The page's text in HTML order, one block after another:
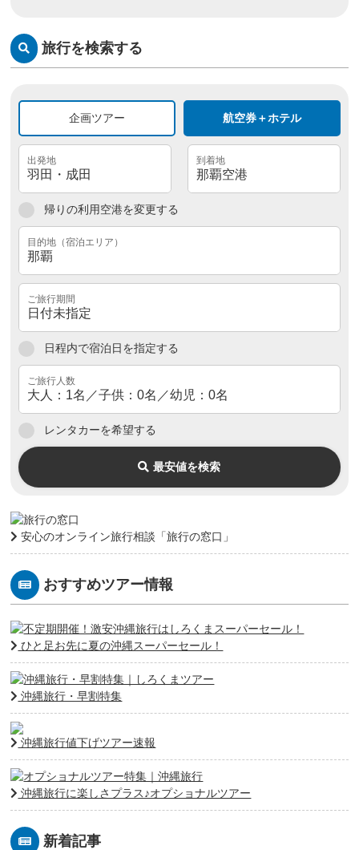
旅行を検索する
企画ツアー 航空券＋ホテル
帰りの利用空港を変更する
日程内で宿泊日を指定する
レンタカーを希望する
最安値を検索
安心のオンライン旅行相談「旅行の窓口」
おすすめツアー情報
ひと足お先に夏の沖縄スーパーセール！
沖縄旅行・早割特集
沖縄旅行値下げツアー速報
沖縄旅行に楽しさプラス♪オプショナルツアー
新着記事